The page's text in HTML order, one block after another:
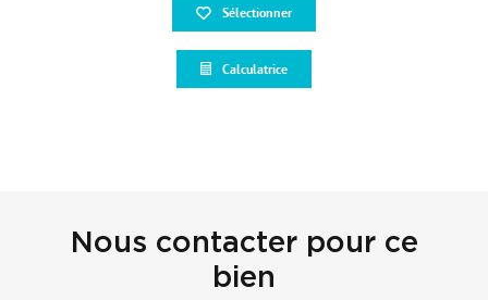
Sélectionner
Calculatrice
Nous contacter pour ce
bien